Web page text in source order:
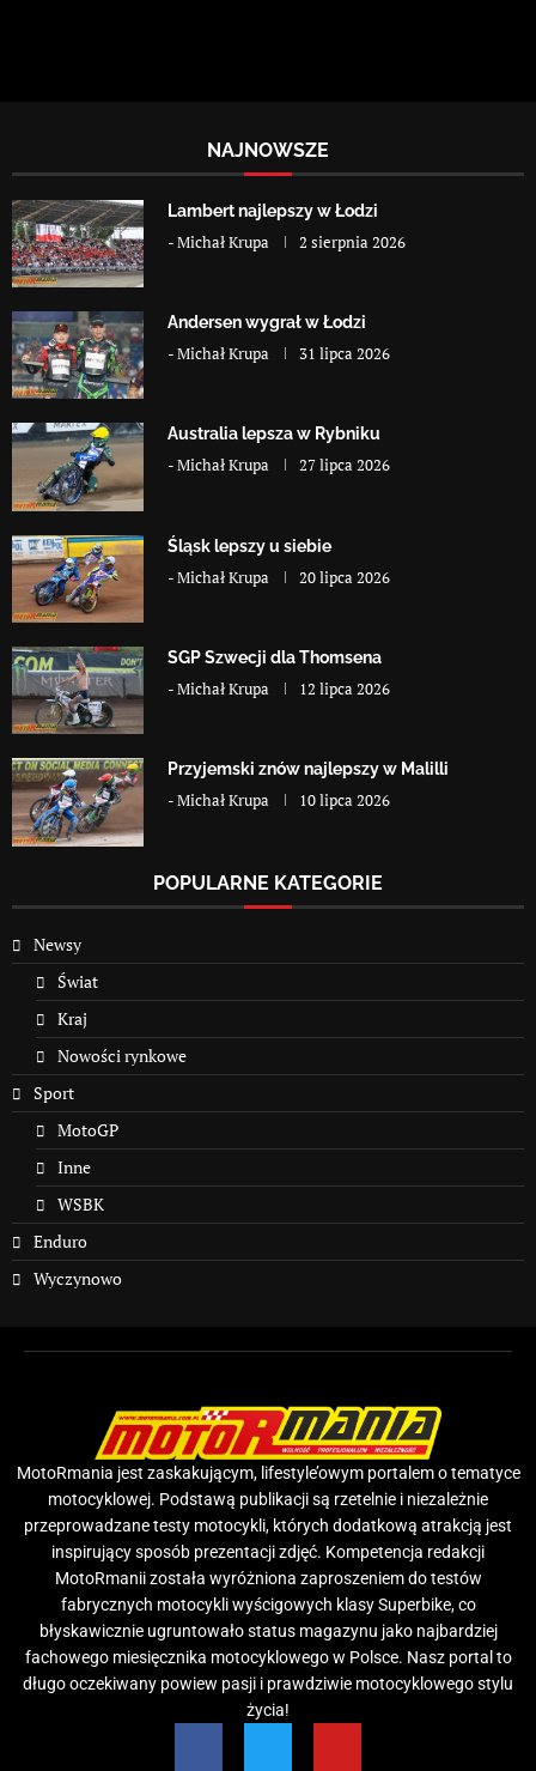
NAJNOWSZE
Lambert najlepszy w Łodzi
-Michał Krupa 2 sierpnia 2026
Andersen wygrał w Łodzi
-Michał Krupa 31 lipca 2026
Australia lepsza w Rybniku
-Michał Krupa 27 lipca 2026
Śląsk lepszy u siebie
-Michał Krupa 20 lipca 2026
SGP Szwecji dla Thomsena
-Michał Krupa 12 lipca 2026
Przyjemski znów najlepszy w Malilli
-Michał Krupa 10 lipca 2026
POPULARNE KATEGORIE
Newsy
Świat
Kraj
Nowości rynkowe
Sport
MotoGP
Inne
WSBK
Enduro
Wyczynowo
MotoRmania jest zaskakującym, lifestyle’owym portalem o tematyce
motocyklowej. Podstawą publikacji są rzetelnie i niezależnie
przeprowadzane testy motocykli, których dodatkową atrakcją jest
inspirujący sposób prezentacji zdjęć. Kompetencja redakcji
MotoRmanii została wyróżniona zaproszeniem do testów
fabrycznych motocykli wyścigowych klasy Superbike, co
błyskawicznie ugruntowało status magazynu jako najbardziej
fachowego miesięcznika motocyklowego w Polsce. Nasz portal to
długo oczekiwany powiew pasji i prawdziwie motocyklowego stylu
życia!